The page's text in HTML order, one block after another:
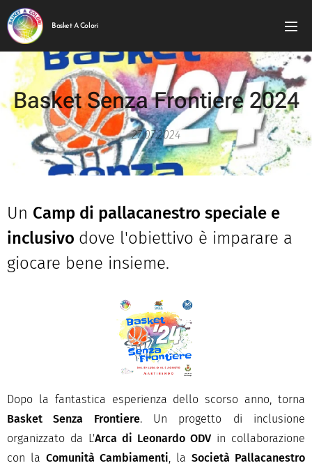
Basket A Colori
Basket Senza Frontiere 2024
27.07.2024
Un Camp di pallacanestro speciale e
inclusivo dove l'obiettivo è imparare a
giocare bene insieme.
Dopo la fantastica esperienza dello scorso anno, torna
Basket Senza Frontiere. Un progetto di inclusione
organizzato da L'Arca di Leonardo ODV in collaborazione
con la Comunità Cambiamenti, la Società Pallacanestro